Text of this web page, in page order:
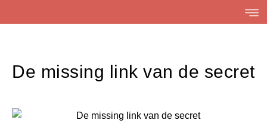
to
De missing link van de secret